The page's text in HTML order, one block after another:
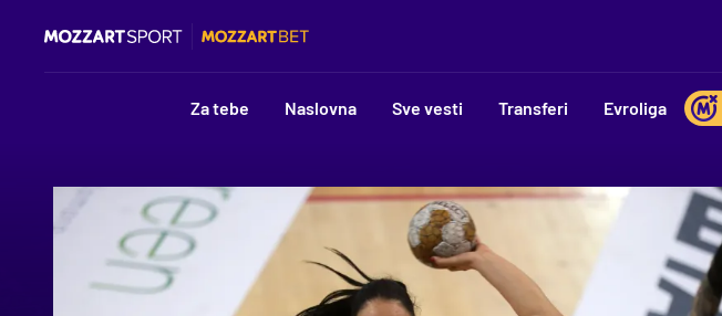
Za tebe Naslovna Sve vesti Transferi Evroliga